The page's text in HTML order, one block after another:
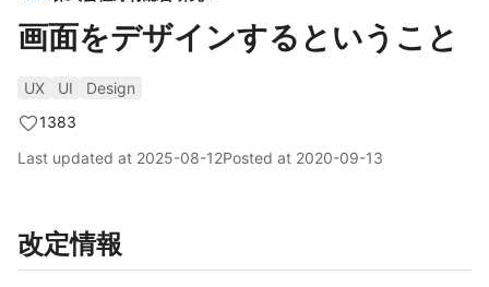
画面をデザインするということ
UX UI
Design
1383
Last updated at 2025-08-12Posted at 2020-09-13
改定情報